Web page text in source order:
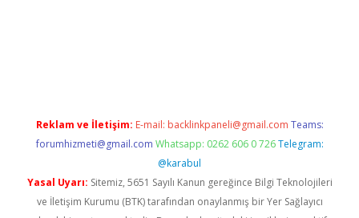
Reklam ve İletişim: E-mail: backlinkpaneli@gmail.com Teams:
forumhizmeti@gmail.com Whatsapp: 0262 606 0 726 Telegram:
@karabul
Yasal Uyarı: Sitemiz, 5651 Sayılı Kanun gereğince Bilgi Teknolojileri
ve İletişim Kurumu (BTK) tarafından onaylanmış bir Yer Sağlayıcı